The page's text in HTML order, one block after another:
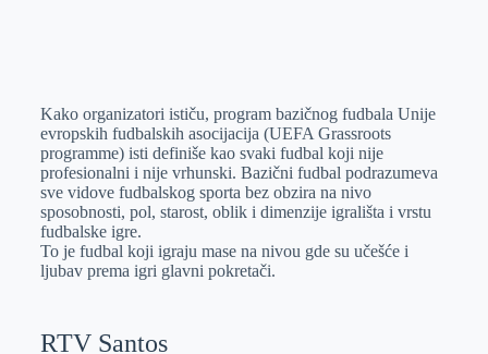
Kako organizatori ističu, program bazičnog fudbala Unije
evropskih fudbalskih asocijacija (UEFA Grassroots
programme) isti definiše kao svaki fudbal koji nije
profesionalni i nije vrhunski. Bazični fudbal podrazumeva
sve vidove fudbalskog sporta bez obzira na nivo
sposobnosti, pol, starost, oblik i dimenzije igrališta i vrstu
fudbalske igre.
To je fudbal koji igraju mase na nivou gde su učešće i
ljubav prema igri glavni pokretači.
RTV Santos